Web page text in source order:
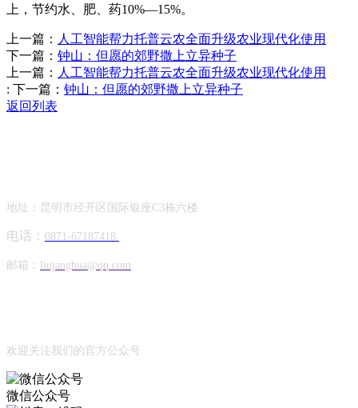
上，节约水、肥、药10%—15%。
上一篇： 人工智能帮力托普云农全面升级农业现代化使用
下一篇： 钟山：但愿的郊野撒上立异种子
上一篇： 人工智能帮力托普云农全面升级农业现代化使用
: 下一篇： 钟山：但愿的郊野撒上立异种子
返回列表
地址：昆明市经开区国际银座C3栋六楼
电话： 0871-67187418
邮箱： liujanghua@qq.com
欢迎关注我们的官方公众号
微信公众号